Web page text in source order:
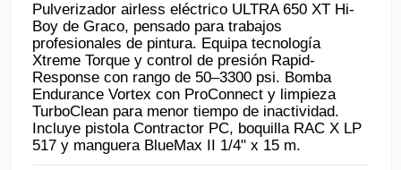
Pulverizador airless eléctrico ULTRA 650 XT Hi-
Boy de Graco, pensado para trabajos
profesionales de pintura. Equipa tecnología
Xtreme Torque y control de presión Rapid-
Response con rango de 50–3300 psi. Bomba
Endurance Vortex con ProConnect y limpieza
TurboClean para menor tiempo de inactividad.
Incluye pistola Contractor PC, boquilla RAC X LP
517 y manguera BlueMax II 1/4" x 15 m.